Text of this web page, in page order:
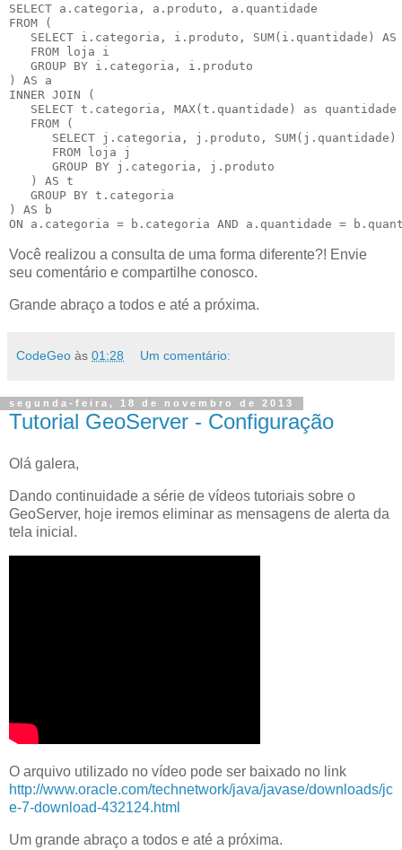
SELECT a.categoria, a.produto, a.quantidade
FROM (
SELECT i.categoria, i.produto, SUM(i.quantidade) AS
   FROM loja i
   GROUP BY i.categoria, i.produto
) AS a
INNER JOIN (
   SELECT t.categoria, MAX(t.quantidade) as quantidade
   FROM (
SELECT j.categoria, j.produto, SUM(j.quantidade)
      FROM loja j
      GROUP BY j.categoria, j.produto
   ) AS t
   GROUP BY t.categoria
) AS b
ON a.categoria = b.categoria AND a.quantidade =
Você realizou a consulta de uma forma diferente?! Envie
seu comentário e compartilhe conosco.
Grande abraço a todos e até a próxima.
CodeGeo às 01:28 Um comentário:
segunda-feira, 18 de novembro de 2013
Tutorial GeoServer - Configuração
Olá galera,
Dando continuidade a série de vídeos tutoriais sobre o
GeoServer, hoje iremos eliminar as mensagens de alerta da
tela inicial.
O arquivo utilizado no vídeo pode ser baixado no link
http://www.oracle.com/technetwork/java/javase/downloads/jc
e-7-download-432124.html
Um grande abraço a todos e até a próxima.